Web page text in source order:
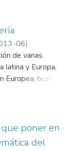
06)
de varias
latina y Europa,
busca
en la
enfermería.
que poner en
del